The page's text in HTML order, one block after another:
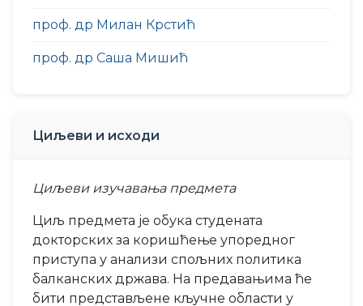
проф. др Милан Крстић
проф. др Саша Мишић
Циљеви и исходи
Циљеви изучавања предмета
Циљ предмета је обука студената
докторских за коришћење упоредног
приступа у анализи спољних политика
балканских држава. На предавањима ће
бити представљене кључне области у